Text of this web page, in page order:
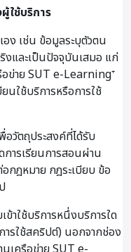
ใช้บริการ
ง เช่น ข้อมูลระบุตัวตน
งและเป็นปัจจุบันเสมอ แก่
อข่าย SUT e-Learning⁺
นใช้บริการหรือการใช้
อวัตถุประสงค์ที่ได้รับ
ารเรียนการสอนผ่าน
กฎหมาย กฎระเบียบ ข้อ
ข้าใช้บริการหนึ่งบริการใด
ารใช้สคริปต์) นอกจากช่อง